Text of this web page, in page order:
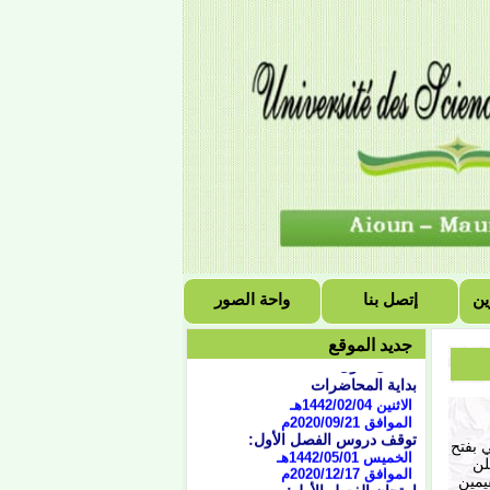
واحة الصور إتصل بنا
جديد الموقع
التقويم الجامعي للسنة
الجامعية 2021/2020
الفصل الأول:
بداية المحاضرات
الاثنين 1442/02/04هـ
الموافق 2020/09/21
م
توقف دروس الفصل الأول:
الخميس 1442/05/01هـ
الموافق 2020/12/17م
امتحان الفصل الأول:
10/11م القاضي بفتح